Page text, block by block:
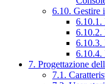
6.10. Gestire
6.10.1.
6.10.2.
6.10.3.
6.10.4.
7. Progettazione
7.1.